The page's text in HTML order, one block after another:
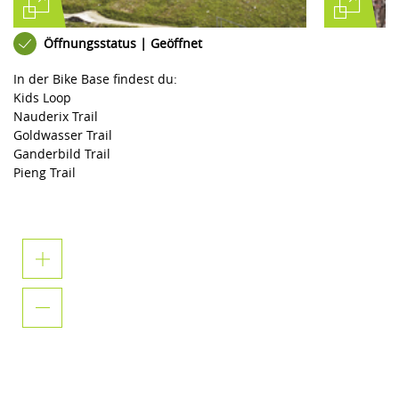
Öffnungsstatus | Geöffnet
In der Bike Base findest du:
Kids Loop
Nauderix Trail
Goldwasser Trail
Ganderbild Trail
Pieng Trail